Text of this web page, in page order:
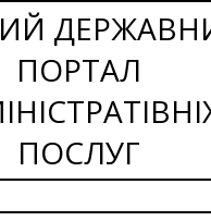
ПОРТАЛ
ПОСЛУГ